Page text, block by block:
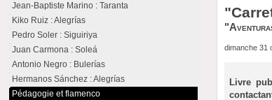
dimanche 31
Livre
Jean-Baptiste Marino : Taranta
Kiko Ruiz : Alegrías
Pedro Soler : Siguiriya
Juan Carmona : Soleá
Antonio Negro : Bulerías
Hermanos Sánchez : Alegrías
Pédagogie et flamenco